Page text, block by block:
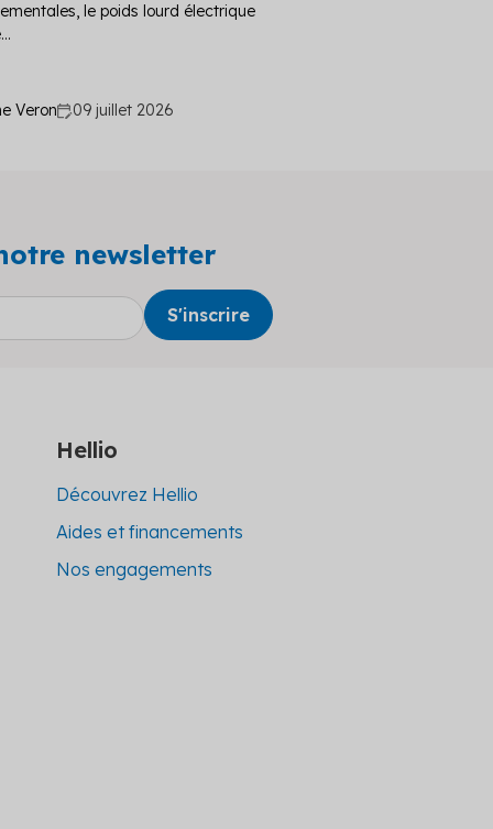
le poids lourd électrique
Veron 09 juillet 2026
newsletter
Hellio
Découvrez Hellio
Aides et financements
Nos engagements